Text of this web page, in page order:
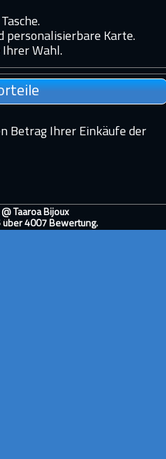
personalisierbare Karte.
Ihrer Wahl.
Betrag Ihrer Einkäufe der
Taaroa Bijoux
über 4007 Bewertung.